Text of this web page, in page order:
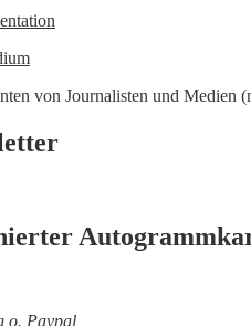
von Journalisten und Medien
o. Paypal